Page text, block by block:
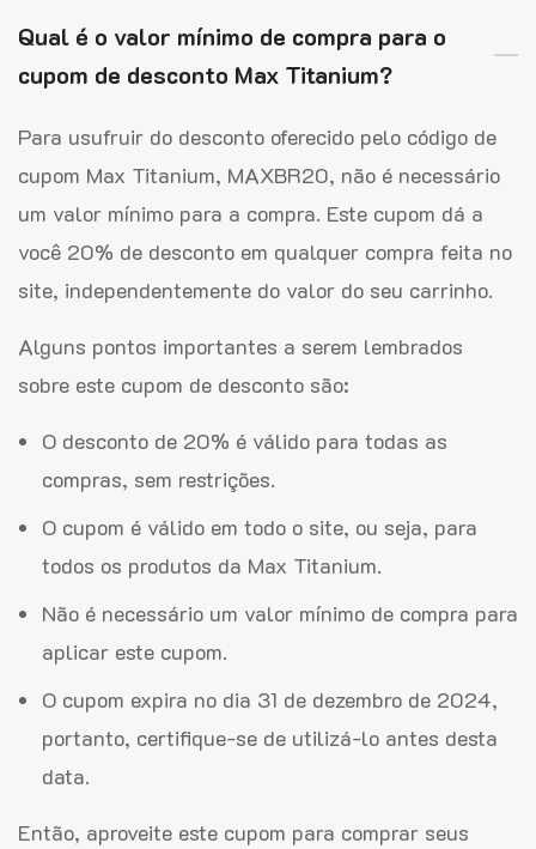
Qual é o valor mínimo de compra para o
cupom de desconto Max Titanium?
Para usufruir do desconto oferecido pelo código de
cupom Max Titanium, MAXBR20, não é necessário
um valor mínimo para a compra. Este cupom dá a
você 20% de desconto em qualquer compra feita no
site, independentemente do valor do seu carrinho.
Alguns pontos importantes a serem lembrados
sobre este cupom de desconto são:
O desconto de 20% é válido para todas as
compras, sem restrições.
O cupom é válido em todo o site, ou seja, para
todos os produtos da Max Titanium.
Não é necessário um valor mínimo de compra para
aplicar este cupom.
O cupom expira no dia 31 de dezembro de 2024,
portanto, certifique-se de utilizá-lo antes desta
data.
Então, aproveite este cupom para comprar seus